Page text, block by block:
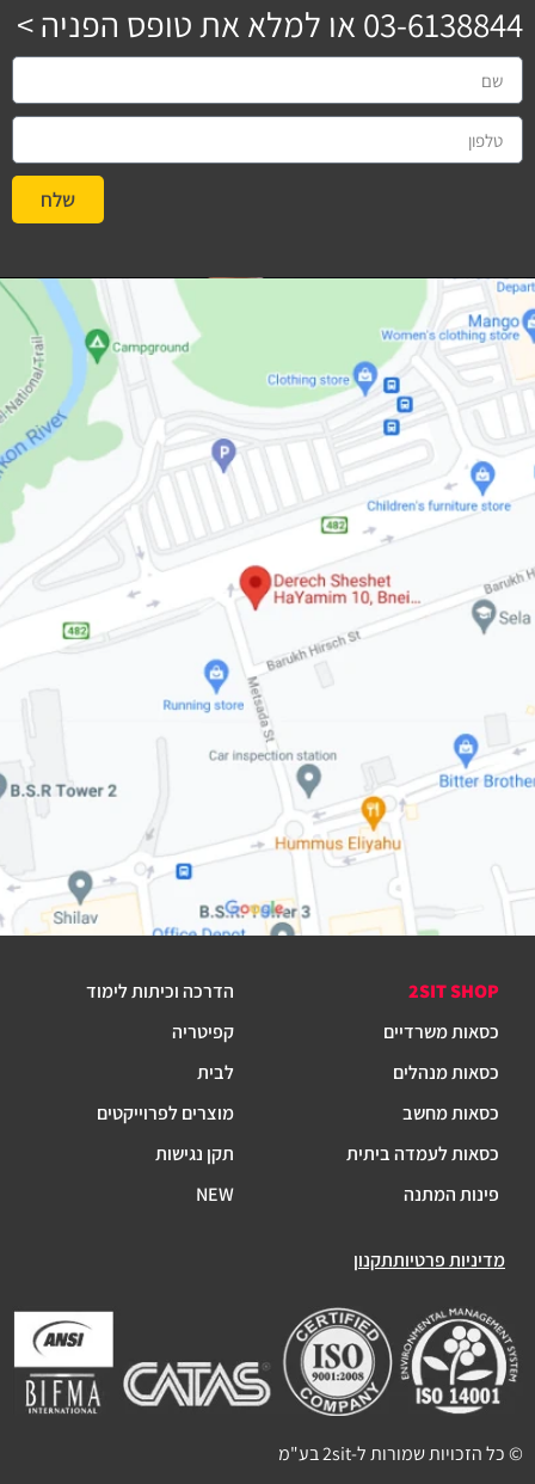
03-6138844 או למלא את טופס הפניה >
שלח
2SIT SHOP
כסאות משרדיים
כסאות מנהלים
כסאות מחשב
כסאות לעמדה ביתית
פינות המתנה
הדרכה וכיתות לימוד
קפיטריה
לבית
מוצרים לפרוייקטים
תקן נגישות
NEW
מדיניות פרטיותתקנון
© כל הזכויות שמורות ל-2sit בע"מ